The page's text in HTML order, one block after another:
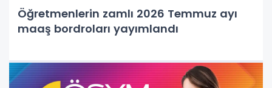
Öğretmenlerin zamlı 2026 Temmuz ayı
maaş bordroları yayımlandı